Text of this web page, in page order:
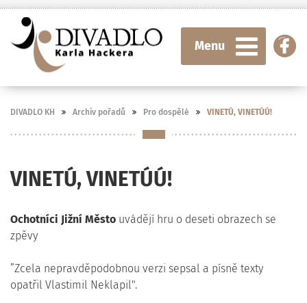
Menu
DIVADLO KH Archiv pořadů Pro dospělé VINETÚ, VINETÚÚ!
VINETÚ, VINETÚÚ!
Ochotníci Jižní Město uvádějí hru o deseti obrazech se
zpěvy
”Zcela nepravděpodobnou verzi sepsal a písně texty
opatřil Vlastimil Neklapil".